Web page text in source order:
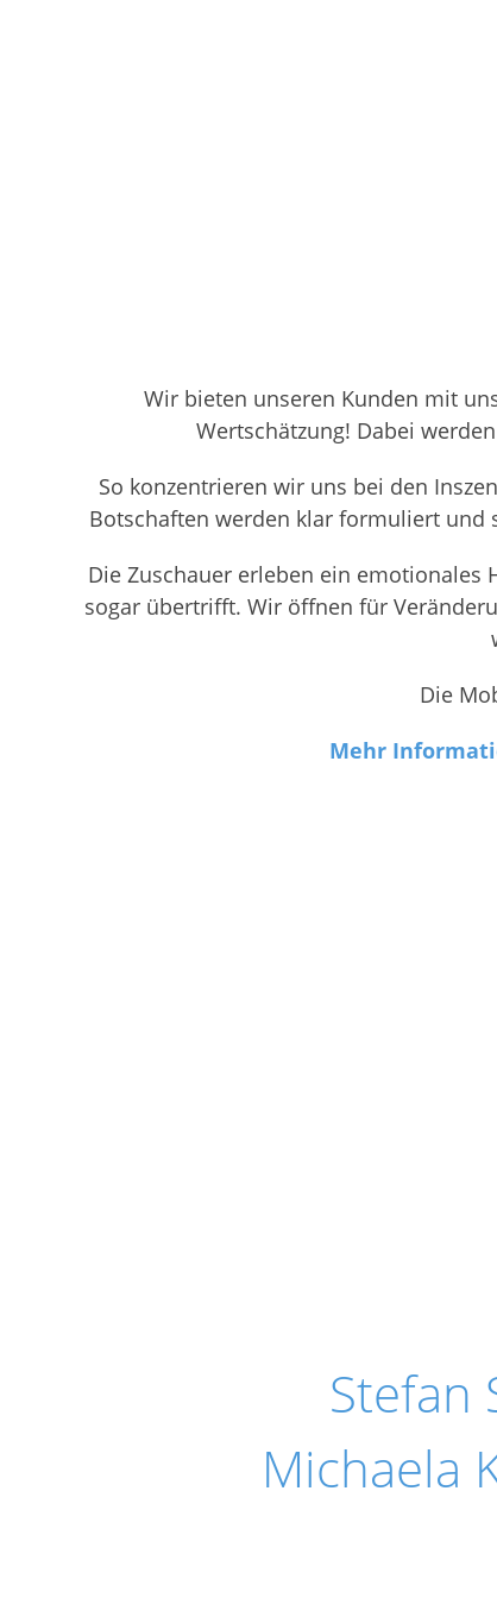
Wir bieten unseren Kunden mit
Wertschätzung! Dabei
So konzentrieren wir uns bei den
Botschaften werden klar formuliert und
Die Zuschauer erleben ein emotionales
sogar übertrifft. Wir öffnen für
Die
Mehr
Stefan
Michaela